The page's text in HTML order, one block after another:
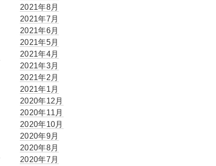
2021年8月
2021年7月
2021年6月
2021年5月
2021年4月
2021年3月
2021年2月
2021年1月
2020年12月
2020年11月
2020年10月
2020年9月
2020年8月
2020年7月